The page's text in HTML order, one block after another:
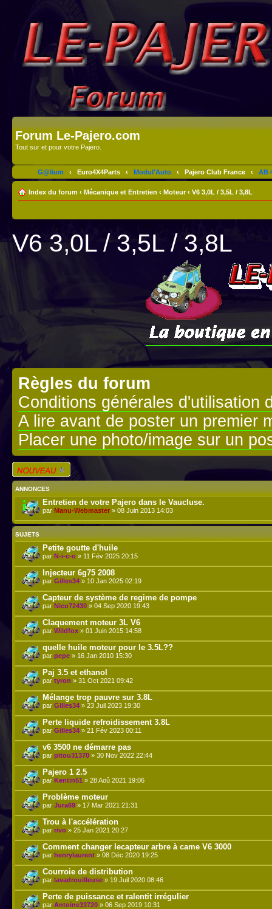
Forum Le-Pajero.com
Tout sur et pour votre Pajero.
G@lium ‹ Euro4X4Parts ‹ Modul'Auto ‹ Pajero Club France ‹ AB
Index du forum ‹ Mécanique et Entretien ‹ Moteur ‹ V6 3,0L / 3,5L / 3,8L
V6 3,0L / 3,5L / 3,8L
Règles du forum
Conditions générales d'utilisation
A lire avant de poster un premier
Placer une photo/image sur un
Écrire un nouveau
sujet
ANNONCES
Entretien de votre Pajero dans le Vaucluse.
par Manu-Webmaster » 08 Juin 2013 14:03
SUJETS
Petite goutte d'huile
par N-i-c-o » 11 Fév 2025 20:15
Injecteur 6g75 2008
par Gilles34 » 10 Jan 2025 02:19
Capteur de système de regime de pompe
par Nico72430 » 04 Sep 2020 19:43
Claquement moteur 3L V6
par Wildfox » 01 Juin 2015 14:58
quelle huile moteur pour le 3.5L??
par pepe » 16 Jan 2010 15:30
Paj 3.5 et ethanol
par tyron » 31 Oct 2021 09:42
Mélange trop pauvre sur 3.8L
par Gilles34 » 23 Juil 2023 19:30
Perte liquide refroidissement 3.8L
par Gilles34 » 21 Fév 2023 00:11
v6 3500 ne démarre pas
par pitou31370 » 30 Nov 2022 22:44
Pajero 1 2.5
par Kentin51 » 28 Aoû 2021 19:06
Problème moteur
par Jura69 » 17 Mar 2021 21:31
Trou à l'accélération
par rivo » 25 Jan 2021 20:27
Comment changer lecapteur arbre à came V6 3000
par henrylaurent » 08 Déc 2020 19:25
Courroie de distribution
par lavadrouilleuse » 19 Juil 2020 08:46
Perte de puissance et ralentit irrégulier
par Antoine33720 » 06 Sep 2019 10:31